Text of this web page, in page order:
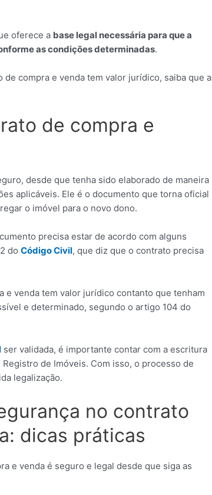
oferece a base legal necessária para que a
as condições determinadas.
compra e venda tem valor jurídico, saiba que a
de compra e
desde que tenha sido elaborado de maneira
aplicáveis. Ele é o documento que torna oficial
o imóvel para o novo dono.
precisa estar de acordo com alguns
doCódigoCivil, que diz que o contrato precisa
e venda tem valor jurídico contanto que tenham
e determinado, segundo o artigo 104 do
ser validada, é importante contar com a escritura
de Imóveis. Com isso, o processo de
legalização.
no contrato
dicas práticas
e venda é seguro e legal desde que siga as